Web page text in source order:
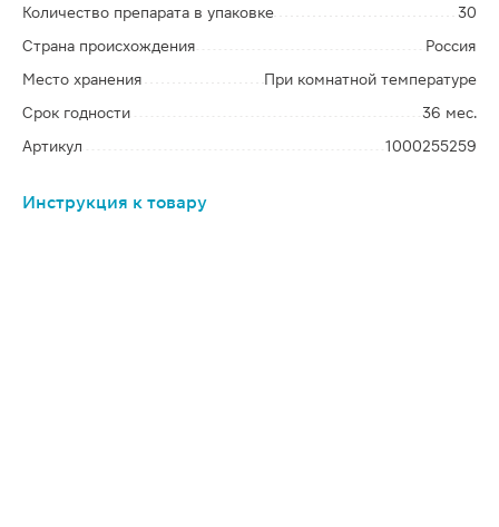
Количество препарата в упаковке
30
Страна происхождения
Россия
Место хранения
При комнатной температуре
Срок годности
36 мес.
Артикул
1000255259
Инструкция к товару